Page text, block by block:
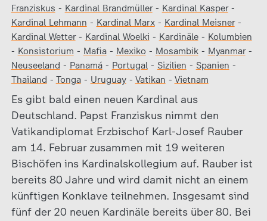
Franziskus - Kardinal Brandmüller- Kardinal Kasper-
Kardinal Lehmann - Kardinal Marx- Kardinal Meisner-
Kardinal Wetter- Kardinal Woelki - Kardinäle- Kolumbien
- Konsistorium - Mafia- Mexiko - Mosambik- Myanmar-
Neuseeland - Panamá- Portugal- Sizilien - Spanien -
Thailand - Tonga- Uruguay- Vatikan - Vietnam
Es gibt bald einen neuen Kardinal aus
Deutschland. Papst Franziskus nimmt den
Vatikandiplomat Erzbischof Karl-Josef Rauber
am 14. Februar zusammen mit 19 weiteren
Bischöfen ins Kardinalskollegium auf. Rauber ist
bereits 80 Jahre und wird damit nicht an einem
künftigen Konklave teilnehmen. Insgesamt sind
fünf der 20 neuen Kardinäle bereits über 80. Bei